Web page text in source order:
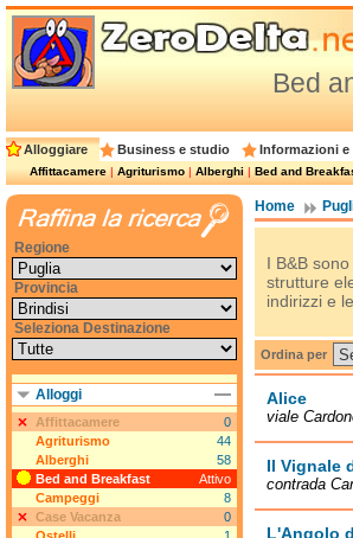
Bed
Alloggiare Business e studio Informazioni e
Affittacamere|Agriturismo|Alberghi|Bed and
Home
I B&B
strutture
indirizzi e
Ordina per
Alice
viale
Il Vignale
contrada
L'Angolo
Regione
Provincia
Seleziona Destinazione
Alloggi
Affittacamere
0
Agriturismo
44
Alberghi
58
Bed and Breakfast
Attivo
Campeggi
8
Case Vacanza
0